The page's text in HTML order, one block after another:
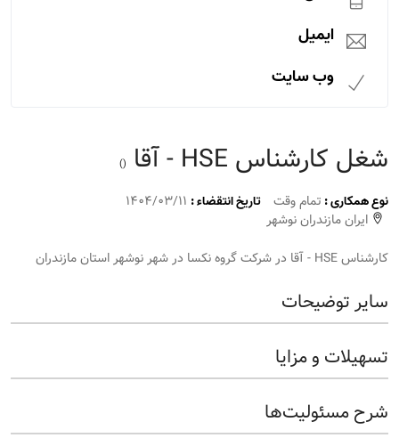
ایمیل
وب سایت
شغل کارشناس HSE - آقا ()
نوع همکاری : تمام وقت تاریخ انتقضاء :
ایران مازندران نوشهر
کارشناس HSE - آقا در شرکت گروه نکسا در شهر نوشهر استان مازندران
سایر توضیحات
تسهیلات و مزایا
شرح مسئولیت‌ها